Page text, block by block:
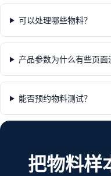
可以处理哪些物料？
产品参数为什么有些页面
能否预约物料测试？
把物料样